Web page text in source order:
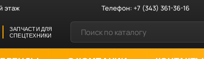
этаж Телефон:+7 (343) 361-36-16
ЗАПЧАСТИ ДЛЯ
СПЕЦТЕХНИКИ